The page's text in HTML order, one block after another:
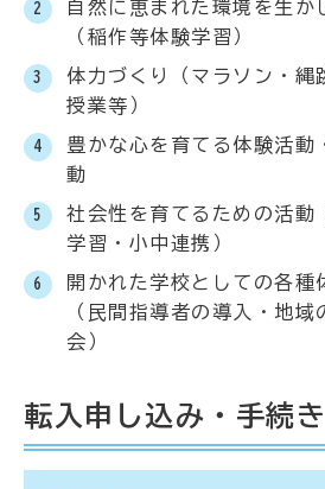
自然に恵まれた環境を生か
（稲作等体験学習）
体力づくり（マラソン・縄
授業等）
豊かな心を育てる体験活動
動
社会性を育てるための活動
学習・小中連携）
開かれた学校としての各種
（民間指導者の導入・地
会）
転入申し込み・手続き